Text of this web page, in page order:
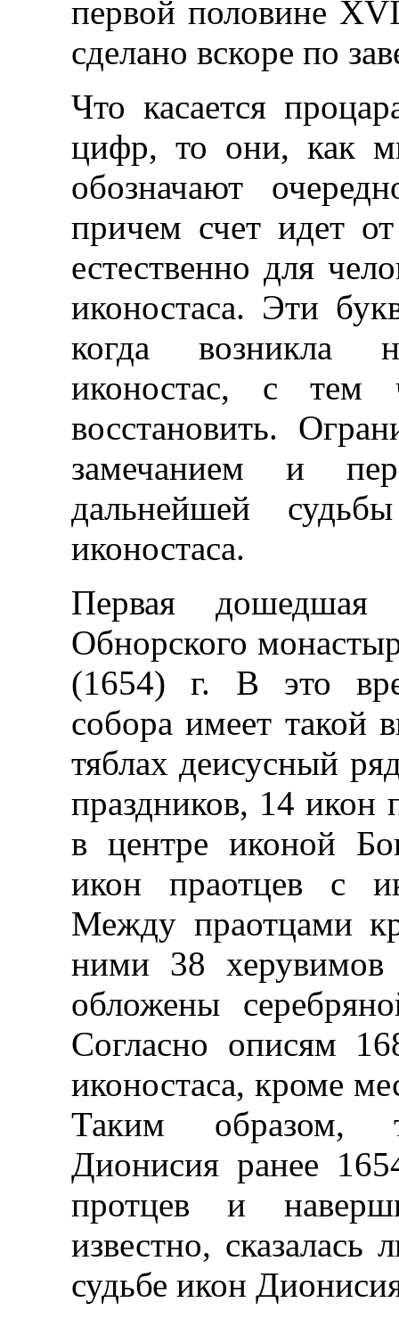
первой половине
сделано вскоре по
Что касается
цифр, то они, как
обозначают
причем счет идет
естественно для
иконостаса. Эти
когда возникла
иконостас, с тем
восстановить.
замечанием и
дальнейшей
иконостаса.
Первая
Обнорского
(1654) г. В это
собора имеет такой
тяблах деисусный
праздников, 14 икон
в центре иконой
икон праотцев с
Между праотцами
ними 38
обложены
Согласно описям
иконостаса, кроме
Таким образом,
Дионисия ранее
протцев и
известно, сказалась
судьбе икон